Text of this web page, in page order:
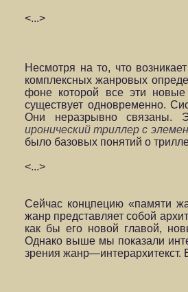
<...>
Несмотря на то, что
комплексных жанровых
фоне которой все эти
существует одновременно.
Они неразрывно связаны.
иронический триллер с
было базовых понятий о
<...>
Сейчас концпецию «памяти
жанр представляет собой
как бы его новой главой,
Однако выше мы показали
зрения жанр—интерархитекст.